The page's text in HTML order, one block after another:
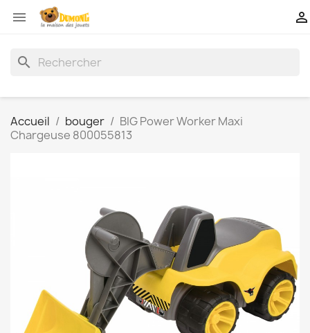
 
search
Accueil bouger
BIG Power Worker Maxi
Chargeuse 800055813